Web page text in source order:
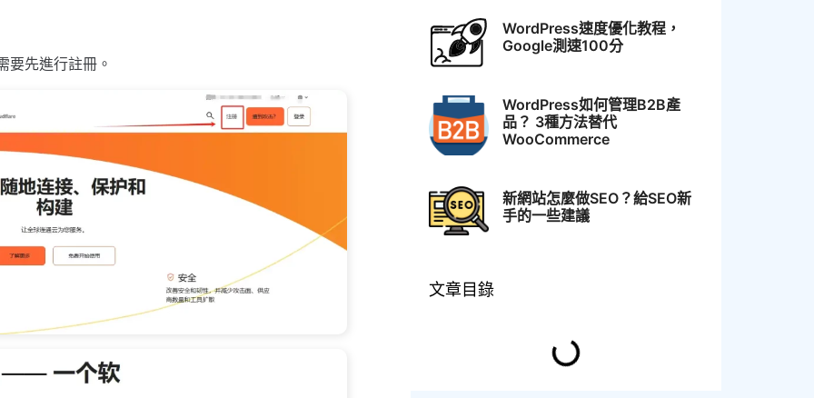
要先進行註冊。
WordPress速度優化教程，
Google測速100分
WordPress如何管理B2B產
品？ 3種方法替代
WooCommerce
新網站怎麼做SEO？給SEO新
手的一些建議
文章目錄